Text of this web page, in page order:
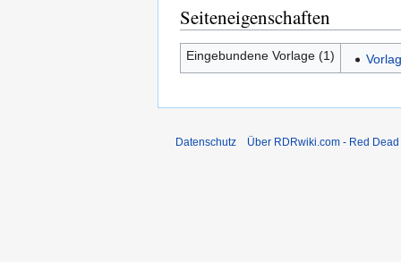
Seiteneigenschaften
Eingebundene Vorlage (1)
Datenschutz Über RDRwiki.com - Red